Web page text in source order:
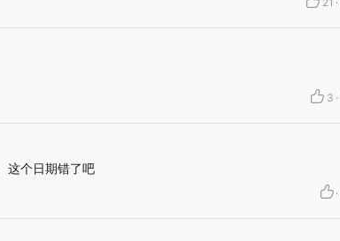
3 ·
这个日期错了吧
·